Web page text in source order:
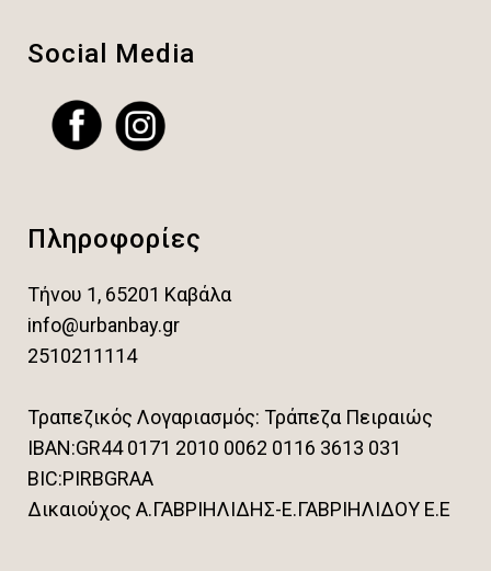
Social Media
Πληροφορίες
Τήνου 1, 65201 Καβάλα
info@urbanbay.gr
2510211114
Τραπεζικός Λογαριασμός: Τράπεζα Πειραιώς
IBAN:GR44 0171 2010 0062 0116 3613 031
BIC:PIRBGRAA
Δικαιούχος Α.ΓΑΒΡΙΗΛΙΔΗΣ-Ε.ΓΑΒΡΙΗΛΙΔΟΥ Ε.Ε